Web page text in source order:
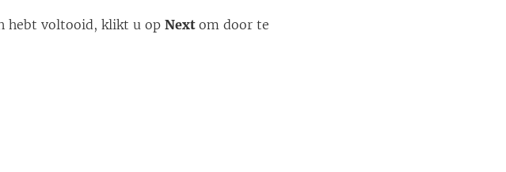
hebt voltooid, klikt u opNextom door te